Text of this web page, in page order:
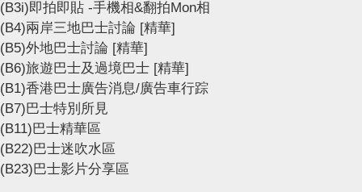
(B3i)即拍即貼 -手機相&翻拍Mon相
(B4)兩岸三地巴士討論 [精華]
(B5)外地巴士討論 [精華]
(B6)旅遊巴士及過境巴士 [精華]
(B1)香港巴士廣告消息/廣告車行踪
(B7)巴士特別所見
(B11)巴士精華區
(B22)巴士迷吹水區
(B23)巴士影片分享區